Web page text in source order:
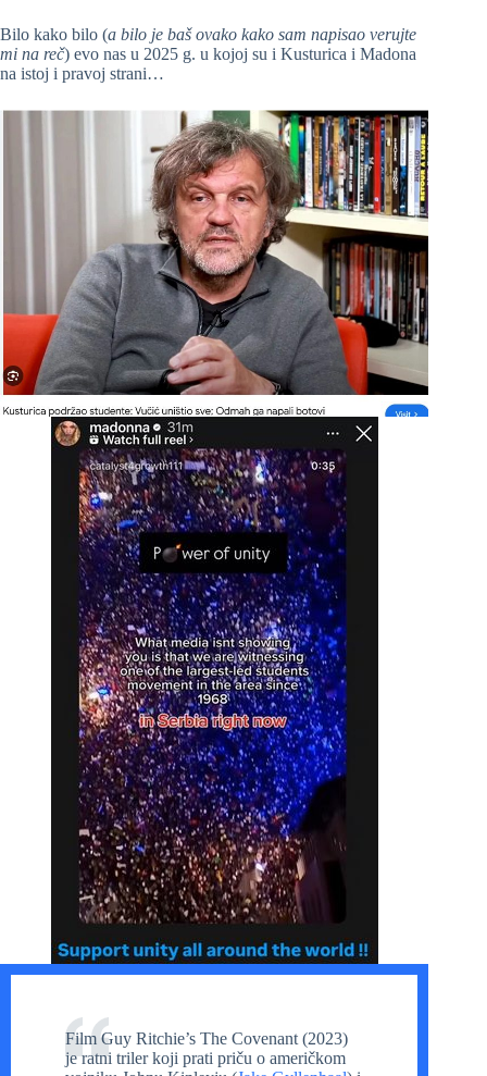
Bilo kako bilo (a bilo je baš ovako kako sam napisao verujte
mi na reč) evo nas u 2025 g. u kojoj su i Kusturica i Madona
na istoj i pravoj strani…
Film Guy Ritchie’s The Covenant (2023)
je ratni triler koji prati priču o američkom